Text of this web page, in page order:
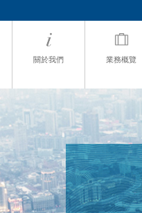
關於我們 業務概覽